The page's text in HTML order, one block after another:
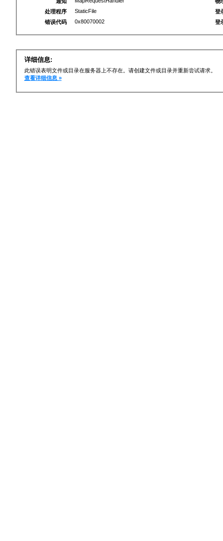
处理程序
StaticFile
错误代码
0x80070002
登
登
详细信息:
此错误表明文件或目录在服务器上不存在。请创建文件或目录并重新尝试请求。
查看详细信息 »